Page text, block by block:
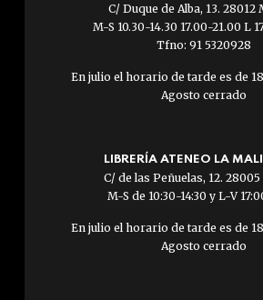
C/ Duque de Alba, 13. 28012
M-S 10.30-14.30 17.00-21.00 L
Tfno: 91 5320928
En julio el horario de tarde es de
Agosto cerrado
LIBRERÍA ATENEO LA
C/ de las Peñuelas, 12.
M-S de 10:30-14:30 y L-V
En julio el horario de tarde es de
Agosto cerrado